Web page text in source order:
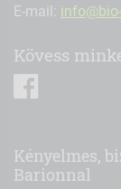
E-mail:
Kövess
Kényelmes,
Barionnal